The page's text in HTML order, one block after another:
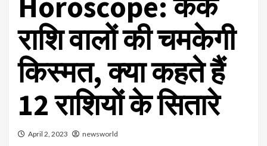
राशि वालों की चमकेगी
किस्मत, क्या कहते हैं
12 राशियों के सितारे
April 2, 2023 newsworld